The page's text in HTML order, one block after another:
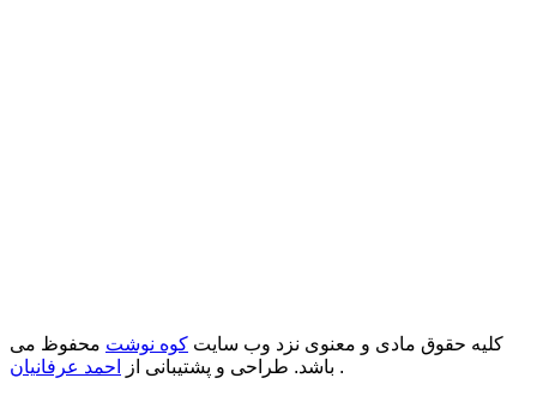
کلیه حقوق مادی و معنوی نزد وب سایت کوه نوشت محفوظ می
باشد. طراحی و پشتیبانی از
احمد عرفانیان .